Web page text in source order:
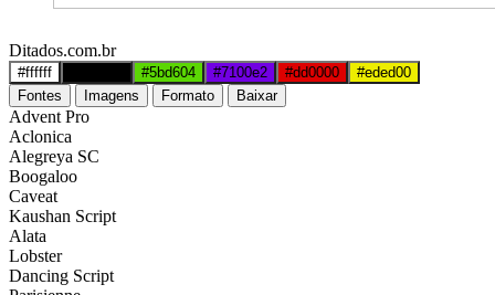
Ditados.com.br
#ffffff #5bd604 #7100e2 #dd0000
#eded00
Fontes
Imagens Formato Baixar
Advent Pro
Aclonica
Alegreya SC
Boogaloo
Caveat
Kaushan Script
Alata
Lobster
Dancing Script